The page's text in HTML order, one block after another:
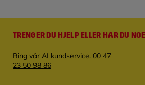
TRENGER DU HJELP ELLER HAR DU
Ring vår AI kundservice. 00 47
23 50 98 86